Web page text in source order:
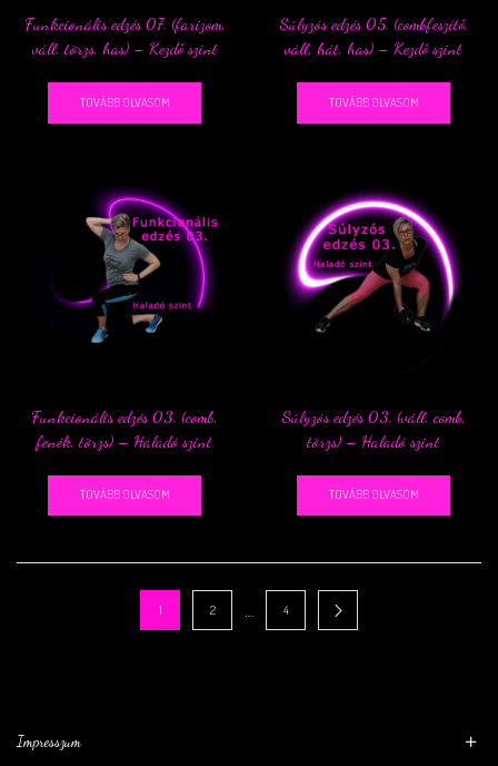
Funkcionális edzés 07. (farizom,
váll, törzs, has) – Kezdő szint
TOVÁBB OLVASOM
Súlyzós edzés 05. (combfeszítő,
váll, hát, has) – Kezdő szint
TOVÁBB OLVASOM
Funkcionális edzés 03. (comb,
fenék, törzs) – Haladó szint
TOVÁBB OLVASOM
Súlyzós edzés 03. (váll, comb,
törzs) – Haladó szint
TOVÁBB OLVASOM
1 2 … 4
Impresszum